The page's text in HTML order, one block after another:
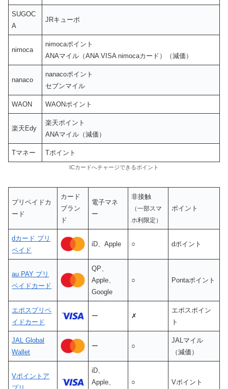
SUGOC
A
JRキューポ
nimoca
nimocaポイント
ANAマイル（ANA VISA nimocaカード）（減価）
nanaco
nanacoポイント
セブンマイル
WAON WAONポイント
楽天Edy
楽天ポイント
ANAマイル（減価）
Tマネー Tポイント
ICカードへチャージできるポイント
プリペイドカ
ード
カード
ブラン
ド
電子マネ
ー
非接触
（一部スマ
ホ利限定）
ポイント
dカード プリ
ペイド
iD、Apple ○ dポイント
au PAY プリ
ペイドカード
QP、
Apple、
Google
○ Pontaポイント
エポスプリペ
イドカード
ー ✗
エポスポイン
ト
JAL Global
Wallet
ー ○
JALマイル
（減価）
Vポイントア
iD、
Apple、
○ Vポイント